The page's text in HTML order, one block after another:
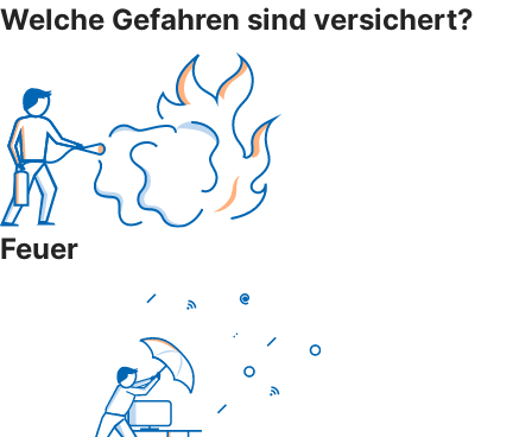
Welche Gefahren sind versichert?
Feuer